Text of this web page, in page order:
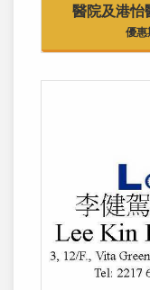
醫院及港怡
優惠